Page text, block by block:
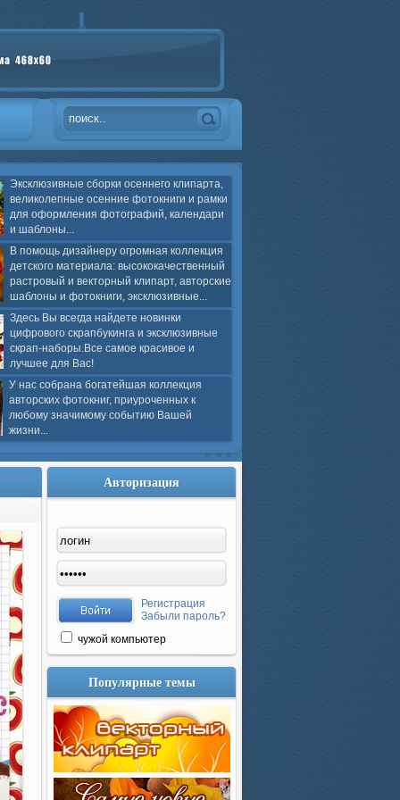
Эксклюзивные сборки осеннего клипарта,
великолепные осенние фотокниги и рамки
для оформления фотографий, календари
и шаблоны...
В помощь дизайнеру огромная коллекция
детского материала: высококачественный
растровый и векторный клипарт, авторские
шаблоны и фотокниги, эксклюзивные...
Здесь Вы всегда найдете новинки
цифрового скрапбукинга и эксклюзивные
скрап-наборы.Все самое красивое и
лучшее для Вас!
У нас собрана богатейшая коллекция
авторских фотокниг, приуроченных к
любому значимому событию Вашей
жизни...
Авторизация
Регистрация
Забыли пароль?
чужой компьютер
Популярные темы